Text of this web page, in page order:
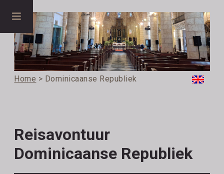
Home > Dominicaanse Republiek
Reisavontuur
Dominicaanse Republiek